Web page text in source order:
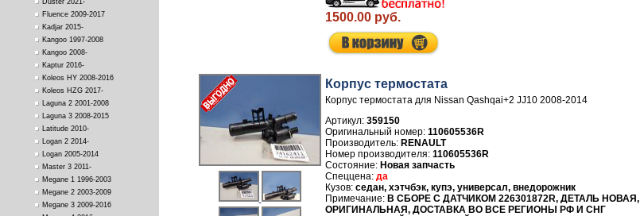
Duster 2021-
Fluence 2009-2017
Kadjar 2015-
Kangoo 1997-2008
Kangoo 2008-
Kaptur 2016-
Koleos HY 2008-2016
Koleos HZG 2017-
Laguna 2 2001-2008
Laguna 3 2008-2015
Latitude 2010-
Logan 2 2014-
Logan 2005-2014
Master 3 2011-
Megane 1 1996-2003
Megane 2 2003-2009
Megane 3 2009-2016
1500.00 руб.
Корпус термостата
Корпус термостата для Nissan Qashqai+2 JJ10 2008-2014
Артикул: 359150
110605536R
Производитель: RENAULT
Номер производителя: 110605536R
Новая запчасть
да
седан, хэтчбэк, купэ, универсал, внедорожник
В СБОРЕ С ДАТЧИКОМ 226301872R, ДЕТАЛЬ НОВАЯ,
ОРИГИНАЛЬНАЯ, ДОСТАВКА ВО ВСЕ РЕГИОНЫ РФ И СНГ